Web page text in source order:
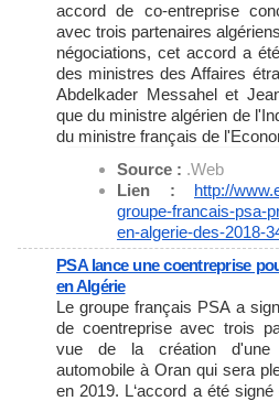
accord de co-entreprise
avec trois partenaires
négociations, cet accord a
des ministres des Affaires
Abdelkader Messahel et
que du ministre algérien de
du ministre français de
Source : .Web
Lien : http://
groupe-francais-psa-
en-algerie-des-2018-
PSA lance une coentreprise
en Algérie
Le groupe français PSA a
de coentreprise avec trois
vue de la création d'une
automobile à Oran qui sera
en 2019. L‘accord a été